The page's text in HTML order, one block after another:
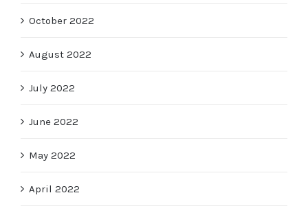
October 2022
August 2022
July 2022
June 2022
May 2022
April 2022